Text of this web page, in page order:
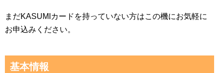
まだKASUMIカードを持っていない方はこの機にお気軽に
お申込みください。
基本情報